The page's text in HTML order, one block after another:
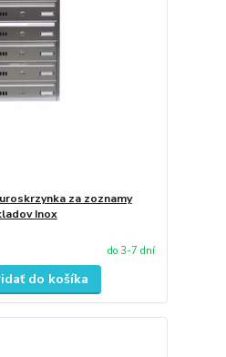
za zoznamy
Inox
do 3-7 dní
do košíka